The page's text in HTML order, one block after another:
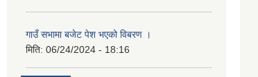
गाउँ सभामा बजेट पेश भएको विबरण ।
मिति: 06/24/2024 - 18:16